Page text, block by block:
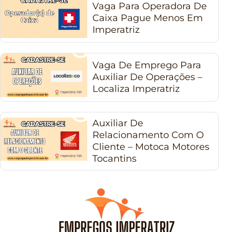
Vaga Para Operadora De
Caixa Pague Menos Em
Imperatriz
Vaga De Emprego Para
Auxiliar De Operações –
Localiza Imperatriz
Auxiliar De
Relacionamento Com O
Cliente – Motoca Motores
Tocantins